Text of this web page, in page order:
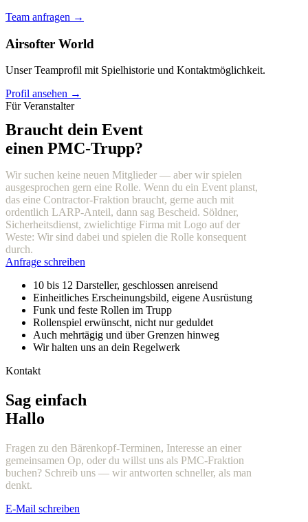
Team anfragen →
Airsofter World
Unser Teamprofil mit Spielhistorie und Kontaktmöglichkeit.
Profil ansehen →
Für Veranstalter
Braucht dein Event
einen PMC-Trupp?
Wir suchen keine neuen Mitglieder — aber wir spielen
ausgesprochen gern eine Rolle. Wenn du ein Event planst,
das eine Contractor-Fraktion braucht, gerne auch mit
ordentlich LARP-Anteil, dann sag Bescheid. Söldner,
Sicherheitsdienst, zwielichtige Firma mit Logo auf der
Weste: Wir sind dabei und spielen die Rolle konsequent
durch.
Anfrage schreiben
10 bis 12 Darsteller, geschlossen anreisend
Einheitliches Erscheinungsbild, eigene Ausrüstung
Funk und feste Rollen im Trupp
Rollenspiel erwünscht, nicht nur geduldet
Auch mehrtägig und über Grenzen hinweg
Wir halten uns an dein Regelwerk
Kontakt
Sag einfach
Hallo
Fragen zu den Bärenkopf-Terminen, Interesse an einer
gemeinsamen Op, oder du willst uns als PMC-Fraktion
buchen? Schreib uns — wir antworten schneller, als man
denkt.
E-Mail schreiben